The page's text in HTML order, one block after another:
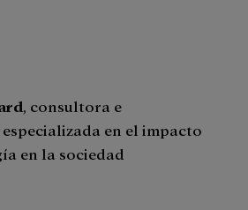
, consultora e
en el impacto
en la sociedad